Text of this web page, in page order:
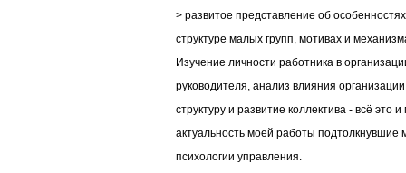
> развитое представление об
структуре малых групп, мотивах и
Изучение личности работника в
руководителя, анализ влияния
структуру и развитие коллектива - всё это
актуальность моей работы
психологии управления.